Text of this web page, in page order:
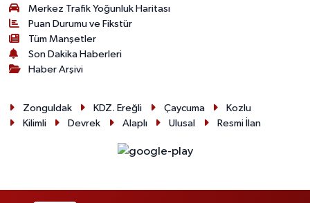
Merkez Trafik Yoğunluk Haritası
Puan Durumu ve Fikstür
Tüm Manşetler
Son Dakika Haberleri
Haber Arşivi
Zonguldak KDZ. Ereğli Çaycuma
Kozlu
Kilimli
Devrek Alaplı Ulusal Resmi İlan